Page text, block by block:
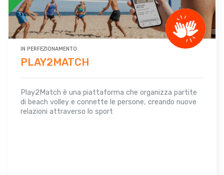
IN PERFEZIONAMENTO
PLAY2MATCH
Play2Match è una piattaforma che organizza partite
di beach volley e connette le persone, creando nuove
relazioni attraverso lo sport